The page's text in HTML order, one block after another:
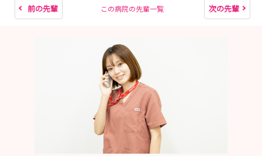
上記日程以外をご希望の方はお気軽にご連絡ください！
イムス三芳総合病院 総務課 採用担当：須永
TEL: 049-257-3830
Email: miyoshi-kango.saiyo@ims.gr.jp
イムス三芳総合病院 採用担当の須永です！
前の先輩 この病院の先輩一覧 次の先輩